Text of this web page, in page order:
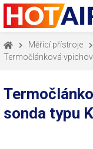
Měřící přístroje
Termočlánková
sonda typu